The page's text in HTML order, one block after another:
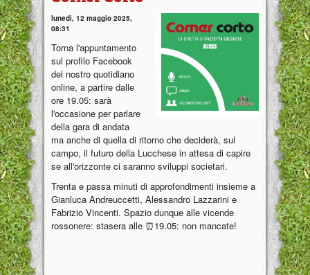
lunedì, 12 maggio 2025,
08:31
Torna l'appuntamento
sul profilo Facebook
del nostro quotidiano
online, a partire dalle
ore 19.05: sarà
l'occasione per parlare
della gara di andata
ma anche di quella di ritorno che deciderà, sul
campo, il futuro della Lucchese in attesa di capire
se all'orizzonte ci saranno sviluppi societari.
Trenta e passa minuti di approfondimenti insieme a
Gianluca Andreuccetti, Alessandro Lazzarini e
Fabrizio Vincenti. Spazio dunque alle vicende
rossonere: stasera alle ⏰19.05: non mancate!